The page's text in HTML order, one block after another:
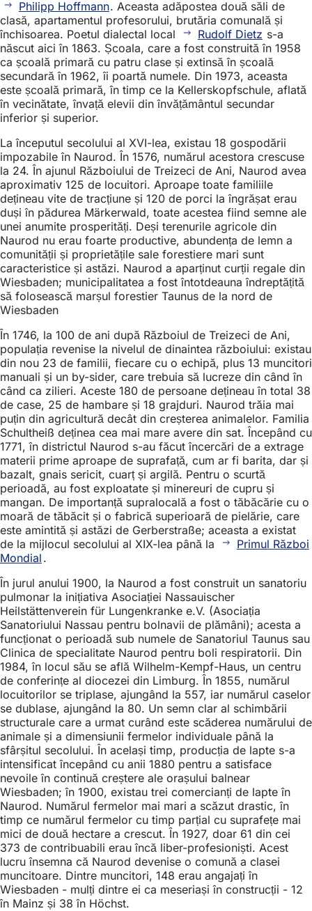
Philipp Hoffmann. Aceasta adăpostea două săli de
clasă, apartamentul profesorului, brutăria comunală și
închisoarea. Poetul dialectal local
Rudolf Dietz s-a
născut aici în 1863. Școala, care a fost construită în 1958
ca școală primară cu patru clase și extinsă în școală
secundară în 1962, îi poartă numele. Din 1973, aceasta
este școală primară, în timp ce la Kellerskopfschule, aflată
în vecinătate, învață elevii din învățământul secundar
inferior și superior.
La începutul secolului al XVI-lea, existau 18 gospodării
impozabile în Naurod. În 1576, numărul acestora crescuse
la 24. În ajunul Războiului de Treizeci de Ani, Naurod avea
aproximativ 125 de locuitori. Aproape toate familiile
dețineau vite de tracțiune și 120 de porci la îngrășat erau
duși în pădurea Märkerwald, toate acestea fiind semne ale
unei anumite prosperități. Deși terenurile agricole din
Naurod nu erau foarte productive, abundența de lemn a
comunității și proprietățile sale forestiere mari sunt
caracteristice și astăzi. Naurod a aparținut curții regale din
Wiesbaden; municipalitatea a fost întotdeauna îndreptățită
să folosească marșul forestier Taunus de la nord de
Wiesbaden
În 1746, la 100 de ani după Războiul de Treizeci de Ani,
populația revenise la nivelul de dinaintea războiului: existau
din nou 23 de familii, fiecare cu o echipă, plus 13 muncitori
manuali și un by-sider, care trebuia să lucreze din când în
când ca zilieri. Aceste 180 de persoane dețineau în total 38
de case, 25 de hambare și 18 grajduri. Naurod trăia mai
puțin din agricultură decât din creșterea animalelor. Familia
Schultheiß deținea cea mai mare avere din sat. Începând cu
1771, în districtul Naurod s-au făcut încercări de a extrage
materii prime aproape de suprafață, cum ar fi barita, dar și
bazalt, gnais sericit, cuarț și argilă. Pentru o scurtă
perioadă, au fost exploatate și minereuri de cupru și
mangan. De importanță supralocală a fost o tăbăcărie cu o
moară de tăbăcit și o fabrică superioară de pielărie, care
este amintită și astăzi de Gerberstraße; aceasta a existat
de la mijlocul secolului al XIX-lea până la
Primul Război
Mondial .
În jurul anului 1900, la Naurod a fost construit un sanatoriu
pulmonar la inițiativa Asociației Nassauischer
Heilstättenverein für Lungenkranke e.V. (Asociația
Sanatoriului Nassau pentru bolnavii de plămâni); acesta a
funcționat o perioadă sub numele de Sanatoriul Taunus sau
Clinica de specialitate Naurod pentru boli respiratorii. Din
1984, în locul său se află Wilhelm-Kempf-Haus, un centru
de conferințe al diocezei din Limburg. În 1855, numărul
locuitorilor se triplase, ajungând la 557, iar numărul caselor
se dublase, ajungând la 80. Un semn clar al schimbării
structurale care a urmat curând este scăderea numărului de
animale și a dimensiunii fermelor individuale până la
sfârșitul secolului. În același timp, producția de lapte s-a
intensificat începând cu anii 1880 pentru a satisface
nevoile în continuă creștere ale orașului balnear
Wiesbaden; în 1900, existau trei comercianți de lapte în
Naurod. Numărul fermelor mai mari a scăzut drastic, în
timp ce numărul fermelor cu timp parțial cu suprafețe mai
mici de două hectare a crescut. În 1927, doar 61 din cei
373 de contribuabili erau încă liber-profesioniști. Acest
lucru însemna că Naurod devenise o comună a clasei
muncitoare. Dintre muncitori, 148 erau angajați în
Wiesbaden - mulți dintre ei ca meseriași în construcții - 12
în Mainz și 38 în Höchst.